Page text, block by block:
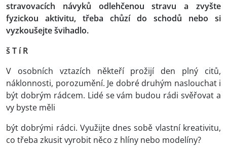
stravovacích návyků odlehčenou stravu a zvyšte
fyzickou aktivitu, třeba chůzí do schodů nebo si
vyzkoušejte švihadlo.
š T í R
V osobních vztazích někteří prožijí den plný citů,
náklonnosti, porozumění. Je dobré druhým naslouchat i
být dobrým rádcem. Lidé se vám budou rádi svěřovat a
vy byste měli
být dobrými rádci. Využijte dnes sobě vlastní kreativitu,
co třeba zkusit vyrobit něco z hlíny nebo modelíny?